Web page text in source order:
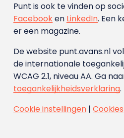
Punt is ook te vinden op
Facebooken LinkedIn. Een
er een magazine.
De website punt.avans.nl
de internationale
WCAG 2.1, niveau AA. Ga
toegankelijkheidsverklaring.
Cookie instellingen| Cookies